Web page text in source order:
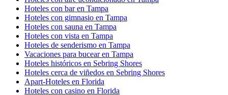
Hoteles con bar en Tampa
Hoteles con gimnasio en Tampa
Hoteles con sauna en Tampa
Hoteles con vista en Tampa
Hoteles de senderismo en Tampa
Vacaciones para bucear en Tampa
Hoteles históricos en Sebring Shores
Hoteles cerca de viñedos en Sebring Shores
Apart-Hoteles en Florida
Hoteles con casino en Florida